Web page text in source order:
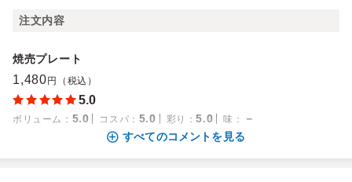
注文内容
焼売プレート
1,480 円（税込）
5.0
ボリューム ： 5.0 コスパ ： 5.0 彩り ：5.0 味 ：
－
すべてのコメントを見る